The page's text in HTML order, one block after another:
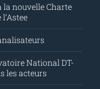
la nouvelle Charte
National DT-
les acteurs